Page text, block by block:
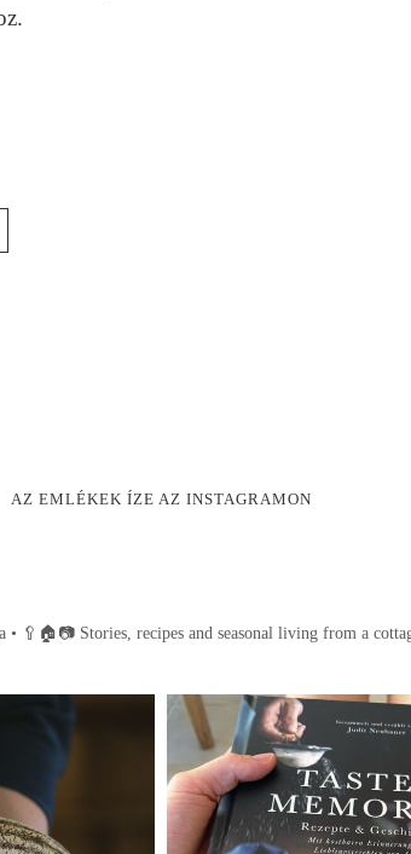
AZ EMLÉKEK ÍZE AZ INSTAGRAMON
• 🥄🏠📷Stories, recipes and seasonal living from a